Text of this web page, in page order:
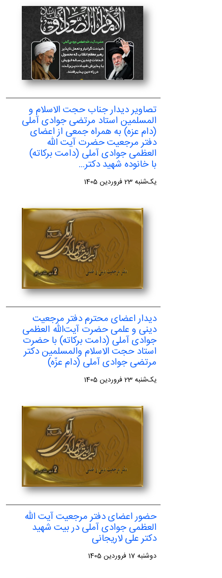
تصاویر دیدار جناب حجت الاسلام و
المسلمین استاد مرتضی جوادی آملی
(دام عزه) به همراه جمعی از اعضای
دفتر مرجعیت حضرت آیت الله
العظمی جوادی آملی (دامت برکاته)
با خانوده شهید دکتر...
یک‌شنبه 23 فروردین 1405
دیدار اعضای محترم دفتر مرجعیت
دینی و علمی حضرت آیت‌الله العظمی
جوادی آملی (دامت برکاته) با حضرت
استاد حجت الاسلام والمسلمین دکتر
مرتضی جوادی آملی (دام عزّه)
یک‌شنبه 23 فروردین 1405
حضور اعضای دفتر مرجعیت آیت الله
العظمی جوادی آملی در بیت شهید
دکتر علی لاریجانی
دوشنبه 17 فروردین 1405